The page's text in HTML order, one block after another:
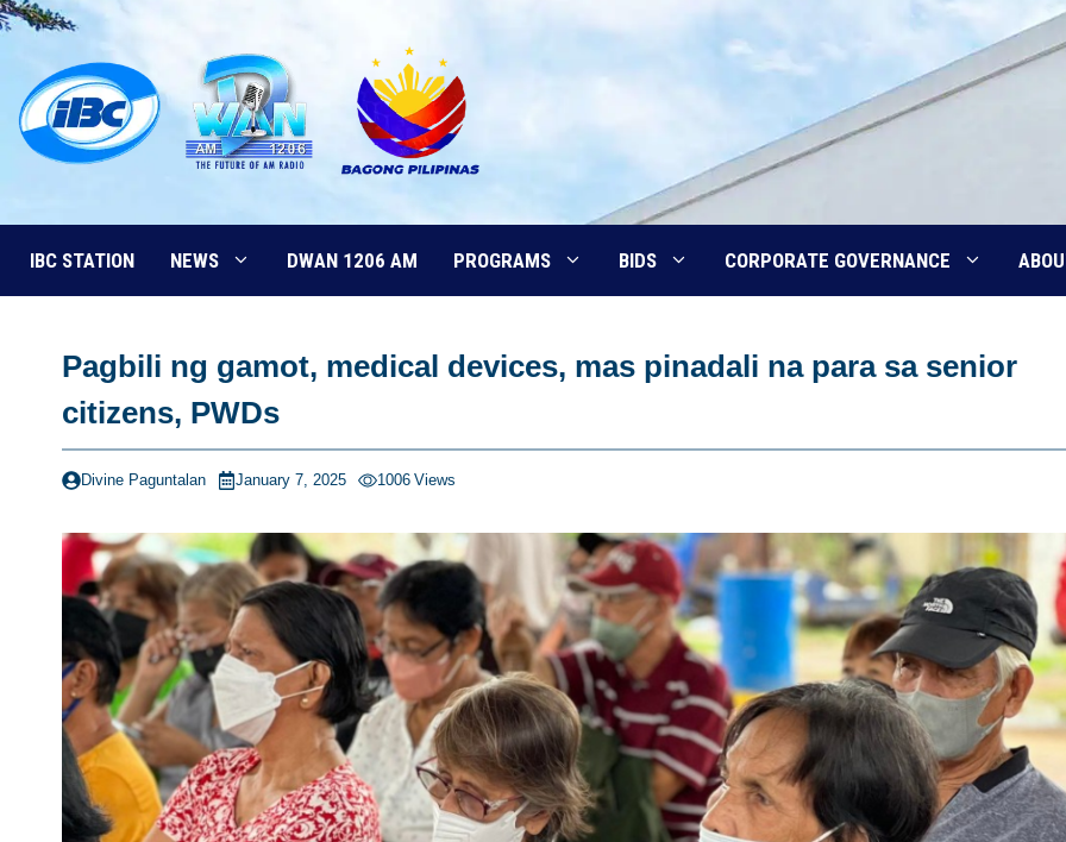
Skip
content
IBC STATION NEWS DWAN 1206 AM PROGRAMS BIDS CORPORATE GOVERNANCE
Pagbili ng gamot, medical devices, mas pinadali na para sa senior
citizens, PWDs
Divine Paguntalan January 7, 2025 1006 Views